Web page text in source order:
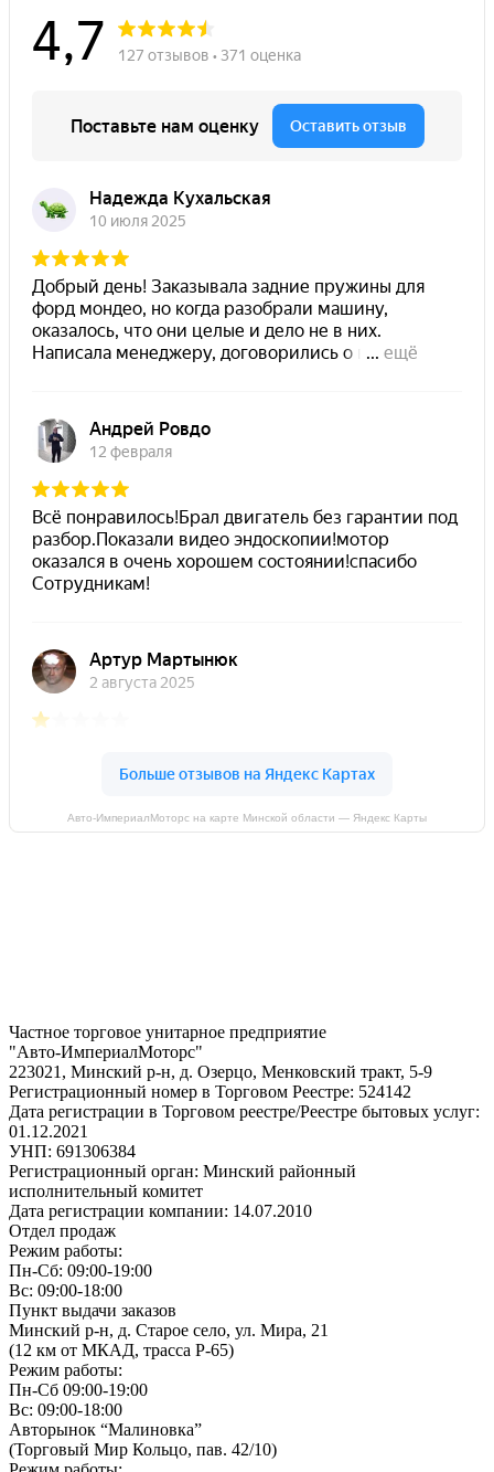
Авто-ИмпериалМоторс на карте Минской области — Яндекс Карты
Частное торговое унитарное предприятие
"Авто-ИмпериалМоторс"
223021, Минский р-н, д. Озерцо, Менковский тракт, 5-9
Регистрационный номер в Торговом Реестре: 524142
Дата регистрации в Торговом реестре/Реестре бытовых услуг:
01.12.2021
УНП: 691306384
Регистрационный орган: Минский районный
исполнительный комитет
Дата регистрации компании: 14.07.2010
Отдел продаж
Режим работы:
Пн-Сб: 09:00-19:00
Вс: 09:00-18:00
Пункт выдачи заказов
Минский р-н, д. Старое село, ул. Мира, 21
(12 км от МКАД, трасса P-65)
Режим работы:
Пн-Сб 09:00-19:00
Вс: 09:00-18:00
Авторынок “Малиновка”
(Торговый Мир Кольцо, пав. 42/10)